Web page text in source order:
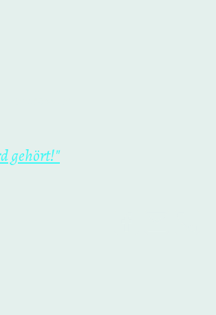
gehört!"